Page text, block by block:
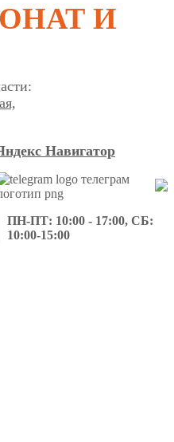
И
Навигатор
ПН-ПТ: 10:00 - 17:00, СБ:
10:00-15:00